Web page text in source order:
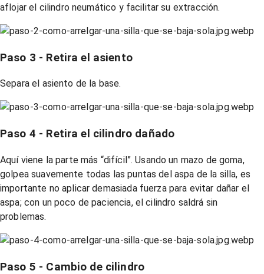
aflojar el cilindro neumático y facilitar su extracción.
Paso 3 - Retira el asiento
Separa el asiento de la base.
Paso 4 - Retira el cilindro dañado
Aquí viene la parte más “difícil”. Usando un mazo de goma,
golpea suavemente todas las puntas del aspa de la silla, es
importante no aplicar demasiada fuerza para evitar dañar el
aspa; con un poco de paciencia, el cilindro saldrá sin
problemas.
Paso 5 - Cambio de cilindro